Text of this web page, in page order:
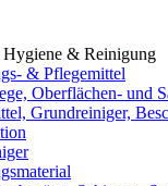
Hygiene & Reinigung
& Pflegemittel
Oberflächen- und
Grundreiniger,